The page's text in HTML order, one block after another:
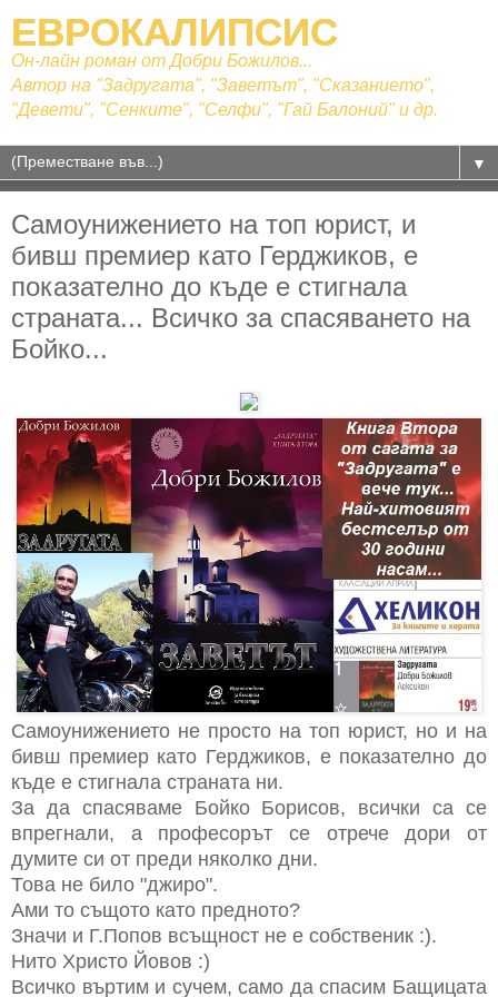
ЕВРОКАЛИПСИС
Он-лайн роман от Добри Божилов...
Автор на "Задругата", "Заветът", "Сказанието",
"Девети", "Сенките", "Селфи", "Гай Балоний" и др.
▼
Самоунижението на топ юрист, и
бивш премиер като Герджиков, е
показателно до къде е стигнала
страната... Всичко за спасяването на
Бойко...
Самоунижението не просто на топ юрист, но и на
бивш премиер като Герджиков, е показателно до
къде е стигнала страната ни.
За да спасяваме Бойко Борисов, всички са се
впрегнали, а професорът се отрече дори от
думите си от преди няколко дни.
Това не било "джиро".
Ами то същото като предното?
Значи и Г.Попов всъщност не е собственик :).
Нито Христо Йовов :)
Всичко въртим и сучем, само да спасим Бащицата